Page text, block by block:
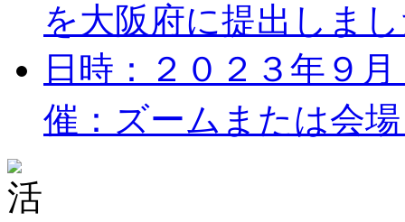
を大阪府に提出しま
日時：２０２３年９
催：ズームまたは会